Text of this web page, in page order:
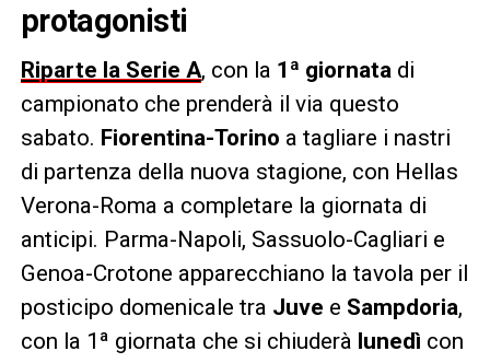
protagonisti
Riparte la Serie A, con la 1ª giornata di
campionato che prenderà il via questo
sabato. Fiorentina-Torino a tagliare i nastri
di partenza della nuova stagione, con Hellas
Verona-Roma a completare la giornata di
anticipi. Parma-Napoli, Sassuolo-Cagliari e
Genoa-Crotone apparecchiano la tavola per il
posticipo domenicale tra Juve e Sampdoria,
con la 1ª giornata che si chiuderà lunedì con